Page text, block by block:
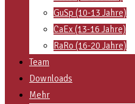
GuSp (10-13 Jahre)
CaEx (13-16 Jahre)
RaRo (16-20 Jahre)
Team
Downloads
Mehr